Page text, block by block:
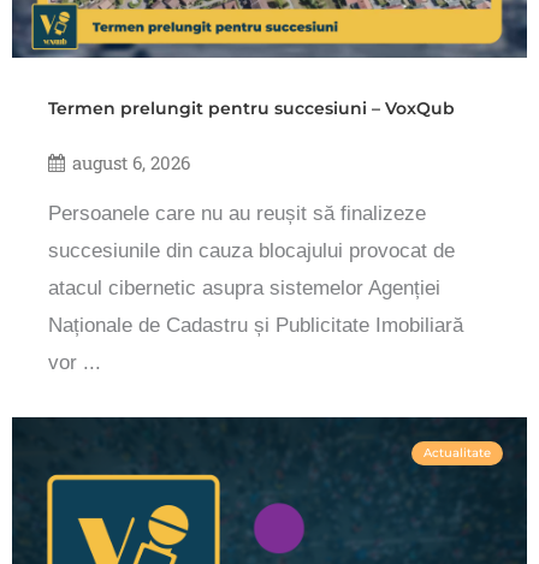
Termen prelungit pentru succesiuni – VoxQub
august 6, 2026
Persoanele care nu au reușit să finalizeze
succesiunile din cauza blocajului provocat de
atacul cibernetic asupra sistemelor Agenției
Naționale de Cadastru și Publicitate Imobiliară
vor ...
Actualitate